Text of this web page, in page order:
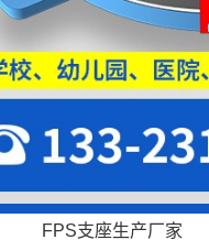
FPS支座生产厂家